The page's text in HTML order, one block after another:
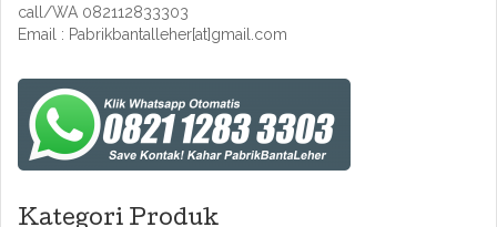
call/WA 082112833303
Email : Pabrikbantalleher[at]gmail.com
Kategori Produk